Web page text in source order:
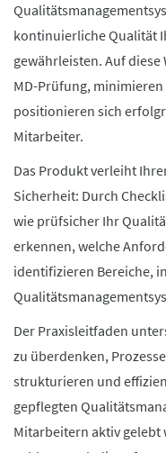
kontinuierliche Qualität
gewährleisten. Auf
MD-Prüfung,
positionieren sich
Mitarbeiter.
Das Produkt verleiht
Sicherheit: Durch
wie prüfsicher Ihr
erkennen, welche
identifizieren Bereiche,
Der Praxisleitfaden
zu überdenken,
strukturieren und
gepflegten
Mitarbeitern aktiv gelebt